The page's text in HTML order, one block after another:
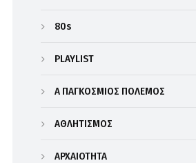
80s
PLAYLIST
Α΄ ΠΑΓΚΟΣΜΙΟΣ ΠΟΛΕΜΟΣ
ΑΘΛΗΤΙΣΜΟΣ
ΑΡΧΑΙΟΤΗΤΑ